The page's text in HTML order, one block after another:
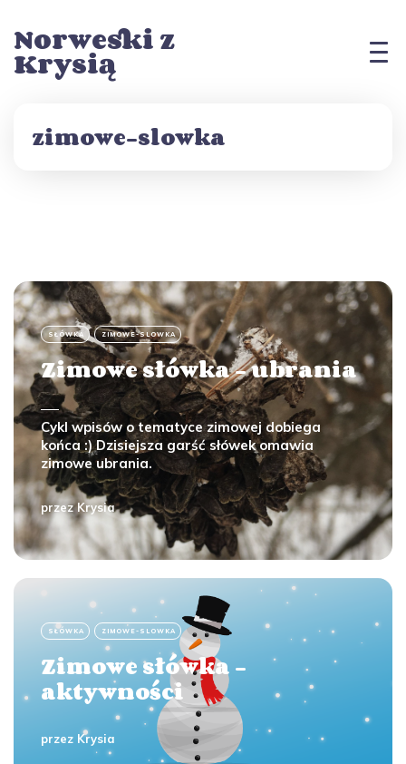
Norweski z
Krysią
zimowe-slowka
SŁÓWKA ZIMOWE-SLOWKA
Zimowe słówka - ubrania
Cykl wpisów o tematyce zimowej dobiega
końca :) Dzisiejsza garść słówek omawia
zimowe ubrania.
przezKrysia
SŁÓWKA ZIMOWE-SLOWKA
Zimowe słówka -
aktywności
przez Krysia